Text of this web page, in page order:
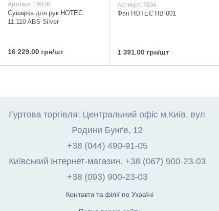
Артикул: 19936
Сушарка для рук HOTEC
11.110 ABS Silver
16 229.00 грн/шт
Артикул: 7804
Фен HOTEC HB-001
1 391.00 грн/шт
Гуртова торгівля: Центральний офіс м.Київ, вул
Родини Бунґе, 12
+38 (044) 490-91-05
Київський інтернет-магазин. +38 (067) 900-23-03
+38 (093) 900-23-03
Контакти та філії по Україні